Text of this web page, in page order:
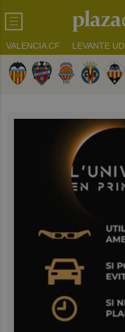
VALENCIA CF LEVANTE UD